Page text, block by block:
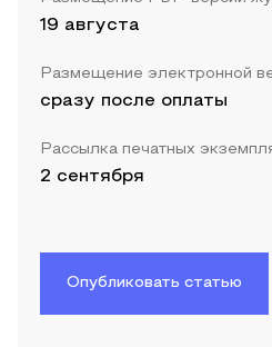
19 августа
Размещение электронной
сразу после оплаты
Рассылка печатных
2 сентября
Опубликовать статью